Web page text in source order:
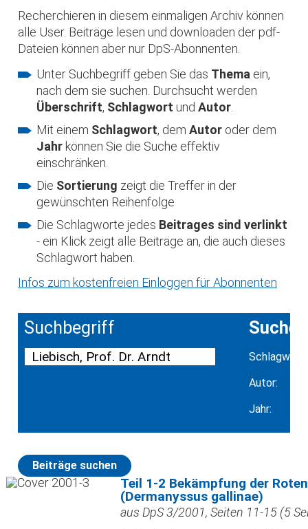
Recherchieren in diesem einmaligen Archiv können
alle User. Beiträge lesen und downloaden der pdf-
Dateien können aber nur DpS-Abonnenten.
Unter Suchbegriff geben Sie das Thema ein,
nach dem sie suchen. Durchsucht werden
Überschrift, Schlagwort undAutor
Mit einem Schlagwort, demAutor oder dem
Jahr können Sie die Suche effektiv
einschränken.
Die Sortierung zeigt die Treffer in der
gewünschten Reihenfolge
Die Schlagworte jedes Beitrages sind verlinkt
- ein Klick zeigt alle Beiträge an, die auch dieses
Schlagwort haben.
Infos zum kostenfreien Einloggen für Abonnenten
Suchbegriff Suche
Schlagwort:
Autor:
Jahr:
Beiträge suchen
Teil 1-2 Bekämpfung der
(Dermanyssus gallinae)
aus DpS 3/2001, Seiten 11-15 (5